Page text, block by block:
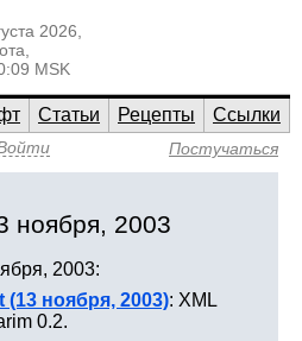
2026,
MSK
Статьи Рецепты
Ссылки
Постучаться
ноября, 2003
2003:
(13 ноября, 2003): XML
0.2.